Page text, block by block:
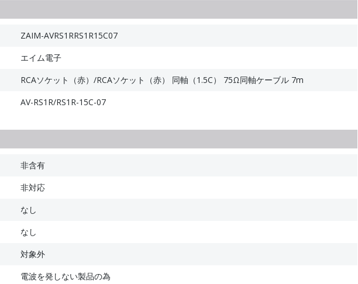
ZAIM-AVRS1RRS1R15C07
エイム電子
RCAソケット（赤）/RCAソケット（赤） 同軸（1.5C） 75Ω同軸ケーブル 7m
AV-RS1R/RS1R-15C-07
非含有
非対応
なし
なし
対象外
電波を発しない製品の為